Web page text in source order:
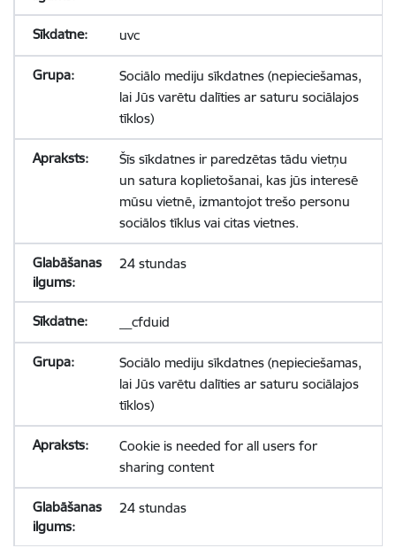
uvc
Sociālo mediju sīkdatnes (nepieciešamas,
lai Jūs varētu dalīties ar saturu sociālajos
tīklos)
Šīs sīkdatnes ir paredzētas tādu vietņu
un satura koplietošanai, kas jūs interesē
mūsu vietnē, izmantojot trešo personu
sociālos tīklus vai citas vietnes.
24 stundas
__cfduid
Sociālo mediju sīkdatnes (nepieciešamas,
lai Jūs varētu dalīties ar saturu sociālajos
tīklos)
Cookie is needed for all users for
sharing content
24 stundas